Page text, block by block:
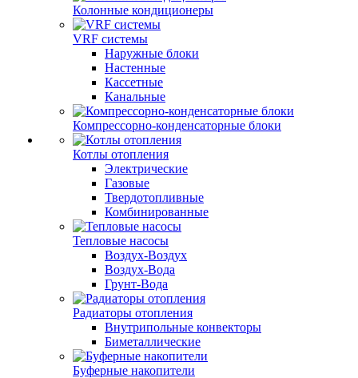
Колонные кондиционеры
VRF системы
Наружные блоки
Настенные
Кассетные
Канальные
Компрессорно-конденсаторные блоки
Котлы отопления
Электрические
Газовые
Твердотопливные
Комбинированные
Тепловые насосы
Воздух-Воздух
Воздух-Вода
Грунт-Вода
Радиаторы отопления
Внутрипольные конвекторы
Биметаллические
Буферные накопители